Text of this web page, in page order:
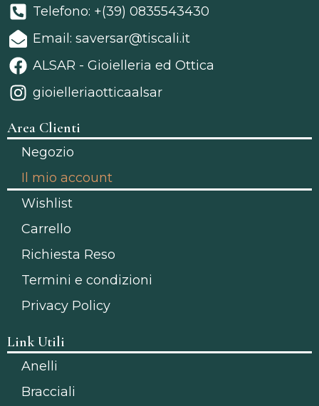
Telefono: +(39) 0835543430
Email: saversar@tiscali.it
ALSAR - Gioielleria ed Ottica
gioielleriaotticaalsar
Area Clienti
Negozio
Il mio account
Wishlist
Carrello
Richiesta Reso
Termini e condizioni
Privacy Policy
Link Utili
Anelli
Bracciali